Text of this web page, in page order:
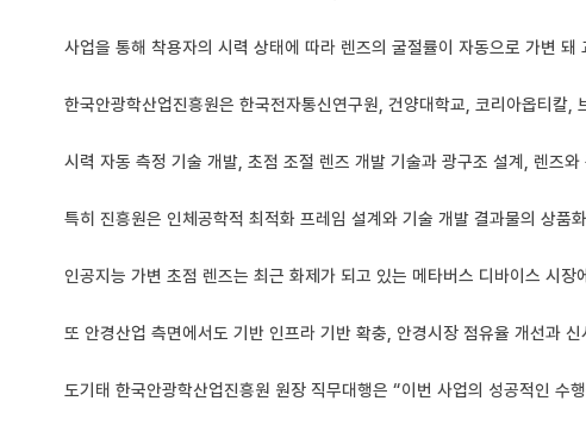
사업을 통해 착용자의 시력 상태에 따라 렌즈의 굴절률이 자동으로 가변
한국안광학산업진흥원은 한국전자통신연구원, 건양대학교, 코리아옵티칼,
시력 자동 측정 기술 개발, 초점 조절 렌즈 개발 기술과 광구조 설계, 렌즈
특히 진흥원은 인체공학적 최적화 프레임 설계와 기술 개발 결과물의 상품
인공지능 가변 초점 렌즈는 최근 화제가 되고 있는 메타버스 디바이스 시
또 안경산업 측면에서도 기반 인프라 기반 확충, 안경시장 점유율 개선과
도기태 한국안광학산업진흥원 원장 직무대행은 “이번 사업의 성공적인 수